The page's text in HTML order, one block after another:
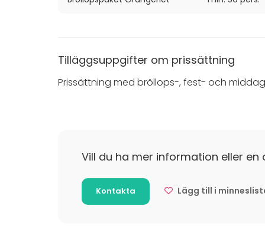
Tilläggsuppgifter om prissättning
Prissättning med bröllops-, fest- och
Vill du ha mer information eller en
Kontakta Lägg till i